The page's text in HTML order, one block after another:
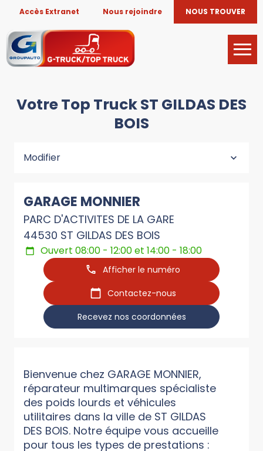
Accès Extranet Nous rejoindre NOUS TROUVER
Votre Top Truck ST GILDAS DES
BOIS
Modifier
GARAGE MONNIER
PARC D'ACTIVITES DE LA GARE
44530 ST GILDAS DES BOIS
Ouvert 08:00 - 12:00 et 14:00 - 18:00
Afficher le numéro
Contactez-nous
Recevez nos coordonnées
Bienvenue chez GARAGE MONNIER,
réparateur multimarques spécialiste
des poids lourds et véhicules
utilitaires dans la ville de ST GILDAS
DES BOIS. Notre équipe vous accueille
pour tous les types de prestations :